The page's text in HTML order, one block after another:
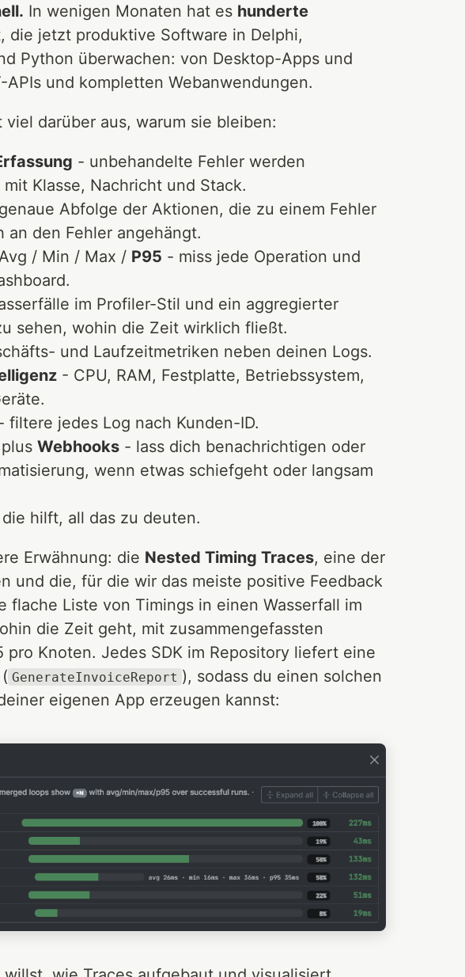
In wenigen Monaten hat es hunderte
die jetzt produktive Software in Delphi,
Python überwachen: von Desktop-Apps und
und kompletten Webanwendungen.
darüber aus, warum sie bleiben:
- unbehandelte Fehler werden
Klasse, Nachricht und Stack.
Abfolge der Aktionen, die zu einem Fehler
den Fehler angehängt.
/ Min / Max / P95 - miss jede Operation und
im Profiler-Stil und ein aggregierter
sehen, wohin die Zeit wirklich fließt.
und Laufzeitmetriken neben deinen Logs.
- CPU, RAM, Festplatte, Betriebssystem,
filtere jedes Log nach Kunden-ID.
plus Webhooks - lass dich benachrichtigen oder
wenn etwas schiefgeht oder langsam
die hilft, all das zu deuten.
Erwähnung: die Nested Timing Traces, eine der
und die, für die wir das meiste positive Feedback
flache Liste von Timings in einen Wasserfall im
die Zeit geht, mit zusammengefassten
Knoten. Jedes SDK im Repository liefert eine
GenerateInvoiceReport ), sodass du einen solchen
eigenen App erzeugen kannst: